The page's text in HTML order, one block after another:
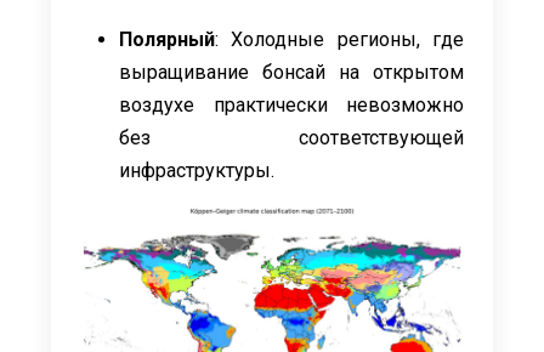
Полярный: Холодные регионы, где
выращивание бонсай на открытом
воздухе практически невозможно
без соответствующей
инфраструктуры.